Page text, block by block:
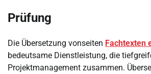
Prüfung
Die Übersetzung vonseiten Fachtexten
bedeutsame Dienstleistung, die
Projektmanagement zusammen.